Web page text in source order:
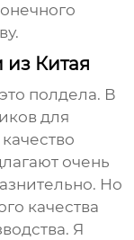
Китая
полдела. В
для
очень
Но
качества
Я